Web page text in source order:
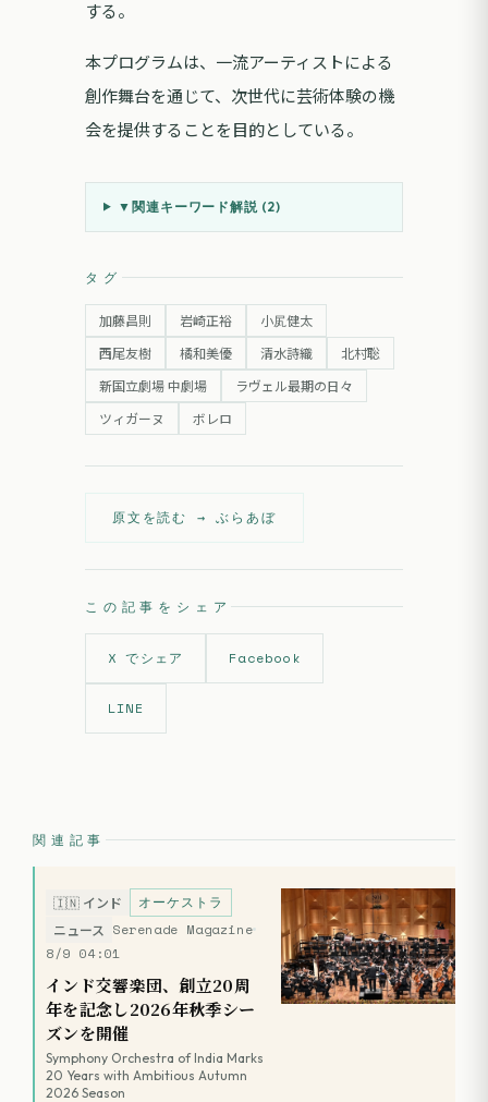
する。
本プログラムは、一流アーティストによる
創作舞台を通じて、次世代に芸術体験の機
会を提供することを目的としている。
▼ 関連キーワード解説 (2)
タグ
加藤昌則 岩崎正裕 小㞍健太
西尾友樹 橘和美優 清水詩織 北村聡
新国立劇場 中劇場 ラヴェル最期の日々
ツィガーヌ ボレロ
原文を読む →ぶらあぼ
この記事をシェア
X でシェア Facebook
LINE
関連記事
🇮🇳 インド オーケストラ
ニュース
Serenade Magazine
8/9 04:01
インド交響楽団、創立20周
年を記念し2026年秋季シー
ズンを開催
Symphony Orchestra of India Marks
20 Years with Ambitious Autumn
2026 Season